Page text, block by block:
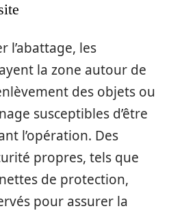
l’abattage, les
la zone autour de
des objets ou
susceptibles d’être
l’opération. Des
propres, tels que
de protection,
pour assurer la